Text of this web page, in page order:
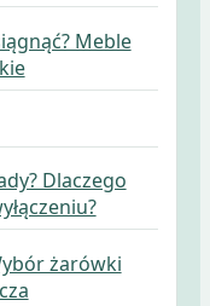
Meble
Dlaczego
żarówki